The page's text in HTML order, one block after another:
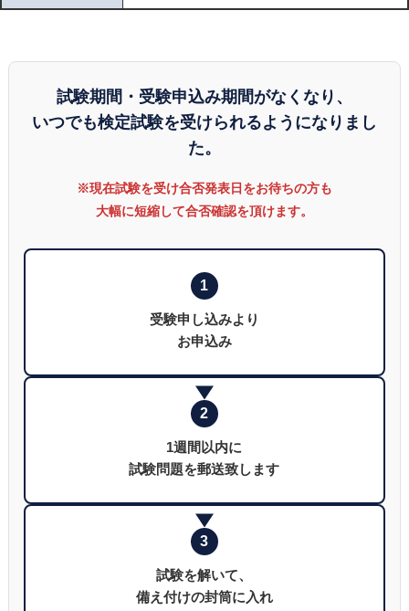
試験期間・受験申込み期間がなくなり、
いつでも検定試験を受けられるようになりまし
た。
※現在試験を受け合否発表日をお待ちの方も
大幅に短縮して合否確認を頂けます。
1
受験申し込みより
お申込み
2
1週間以内に
試験問題を郵送致します
3
試験を解いて、
備え付けの封筒に入れ